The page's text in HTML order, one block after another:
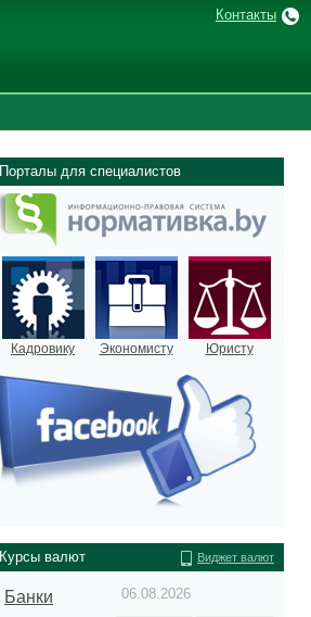
Контакты
Порталы для специалистов
Кадровику Экономисту Юристу
Курсы валют Виджет валют
Банки 06.08.2026